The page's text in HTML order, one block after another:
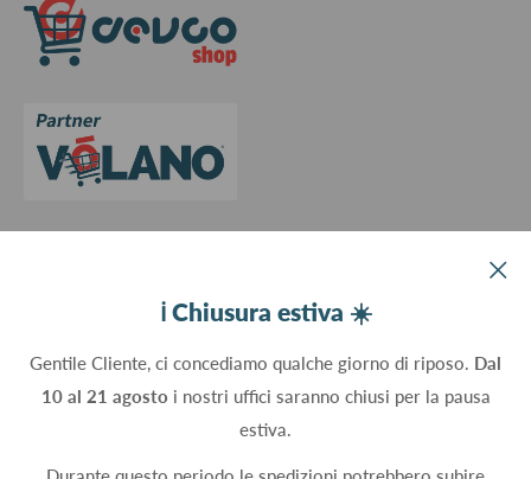
ℹ️ Chiusura estiva ☀️
Gentile Cliente, ci concediamo qualche giorno di riposo. Dal
10 al 21 agosto i nostri uffici saranno chiusi per la pausa
estiva.
Richiedi preventivo
Contattaci
Informativa su resi e rimborsi
Privacy Policy
Aggiorna le preferenze sui cookie
C.Fisc. P.IVA 09934830960
Seguici